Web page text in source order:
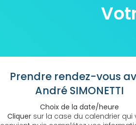
Prendre rendez-vous
André SIMONETTI
Choix de la date/heure
Cliquersur la case du calendrier qui